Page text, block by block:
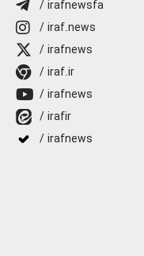
/ irafnewsfa
/ iraf.news
/ irafnews
/ iraf.ir
/ irafnews
/ irafir
/ irafnews